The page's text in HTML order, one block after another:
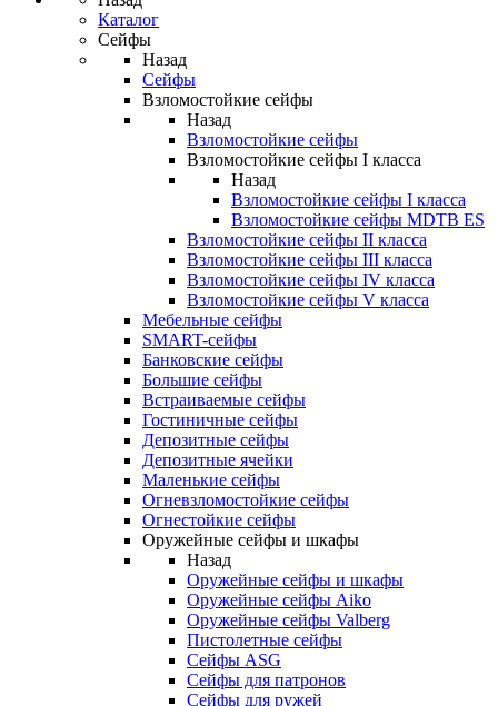
Каталог
Сейфы
Назад
Сейфы
Взломостойкие сейфы
Назад
Взломостойкие сейфы
Взломостойкие сейфы I класса
Назад
Взломостойкие сейфы I класса
Взломостойкие сейфы MDTB ES
Взломостойкие сейфы II класса
Взломостойкие сейфы III класса
Взломостойкие сейфы IV класса
Взломостойкие сейфы V класса
Мебельные сейфы
SMART-сейфы
Банковские сейфы
Большие сейфы
Встраиваемые сейфы
Гостиничные сейфы
Депозитные сейфы
Депозитные ячейки
Маленькие сейфы
Огневзломостойкие сейфы
Огнестойкие сейфы
Оружейные сейфы и шкафы
Назад
Оружейные сейфы и шкафы
Оружейные сейфы Aiko
Оружейные сейфы Valberg
Пистолетные сейфы
Сейфы ASG
Сейфы для патронов
Сейфы для ружей